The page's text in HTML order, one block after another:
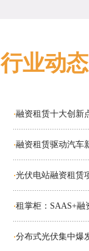
行业动态
·融资租赁十大创新
·融资租赁驱动汽车
·光伏电站融资租赁
·租掌柜：SAAS+融
·分布式光伏集中爆